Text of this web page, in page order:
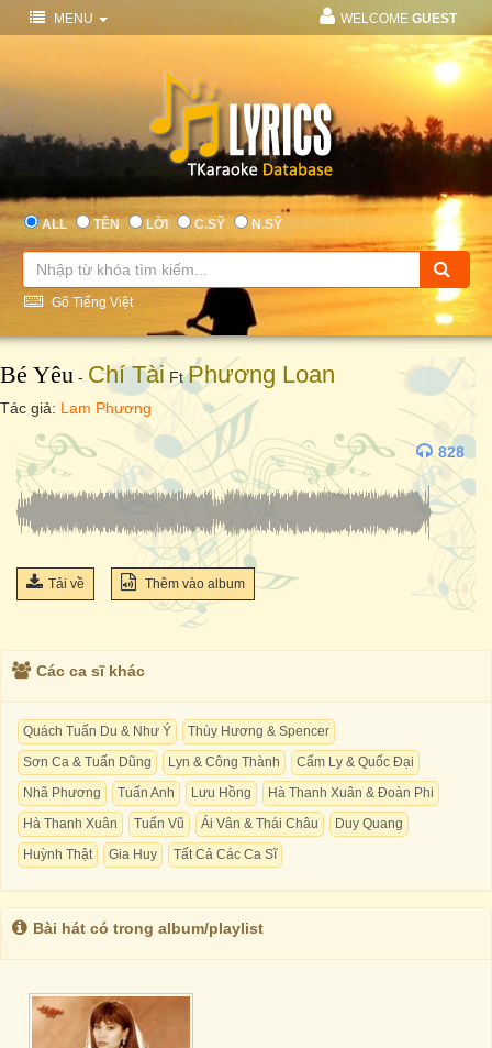
MENU WELCOME GUEST
ALL TÊN LỜI C.SỸ N.SỸ
Gõ Tiếng Việt
Bé Yêu - Chí Tài FtPhương Loan
Tác giả: Lam Phương
828
Tải về Thêm vào album
Các ca sĩ khác
Quách Tuấn Du & Như Ý
Thùy Hương & Spencer
Sơn Ca & Tuấn Dũng
Lyn & Công Thành
Cẩm Ly & Quốc Đại
Nhã Phương
Tuấn Anh Lưu Hồng
Hà Thanh Xuân & Đoàn Phi
Hà Thanh Xuân
Tuấn Vũ Ái Vân & Thái Châu
Duy Quang
Huỳnh Thật
Gia Huy Tất Cả Các Ca Sĩ
Bài hát có trong album/playlist